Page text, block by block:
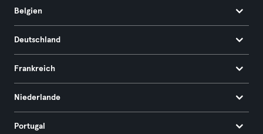
Belgien
Deutschland
Frankreich
Niederlande
Portugal